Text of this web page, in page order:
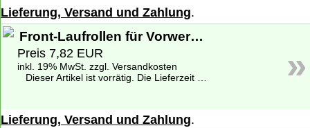
Lieferung, Versand und Zahlung.
»
Front-Laufrollen für Vorwerk Elektrobürste EB 370, 400, EBB100
Preis 7,82 EUR
inkl. 19% MwSt. zzgl. Versandkosten
Dieser Artikel ist vorrätig. Die Lieferzeit beträgt 1-2 Werktage deutschlandweit. Weitere Informationen zu den Lieferzeiten finden Sie unter
Lieferung, Versand und Zahlung.